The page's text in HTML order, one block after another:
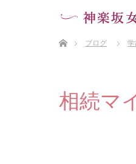
ブログ
学
相続マ